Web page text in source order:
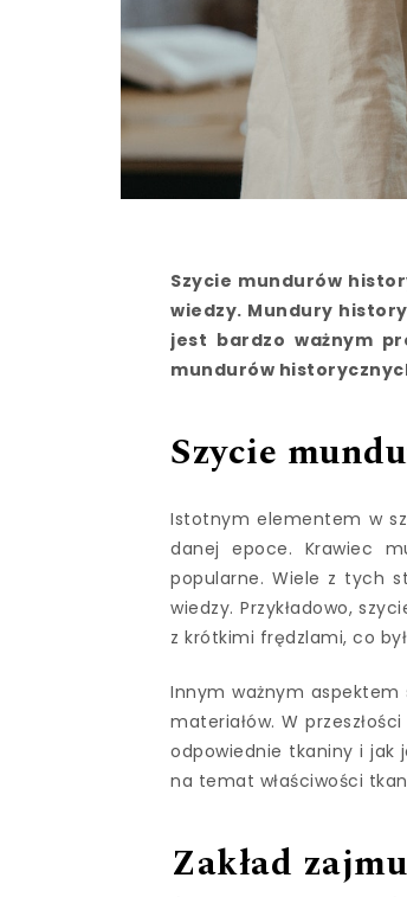
Szycie mundurów
wiedzy. Mundury
jest bardzo ważnym
mundurów
Szycie
Istotnym elementem w
danej epoce. Krawiec
popularne. Wiele z tych
wiedzy. Przykładowo,
z krótkimi frędzlami, co
Innym ważnym
materiałów. W
odpowiednie tkaniny i jak
na temat właściwości
Zakład